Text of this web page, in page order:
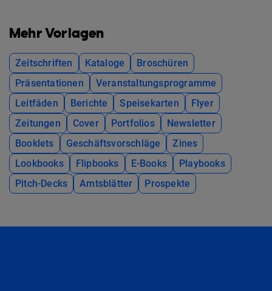
Mehr Vorlagen
Zeitschriften Kataloge
Broschüren
Präsentationen
Veranstaltungsprogramme
Leitfäden
Berichte Speisekarten
Flyer
Zeitungen
Cover Portfolios
Newsletter
Booklets
Geschäftsvorschläge
Zines
Lookbooks
Flipbooks E-Books
Playbooks
Pitch-Decks
Amtsblätter Prospekte